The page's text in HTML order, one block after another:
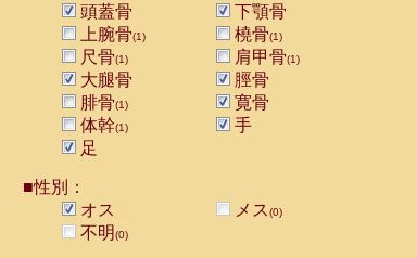
頭蓋骨
下顎骨
上腕骨(1) 橈骨(1)
尺骨(1) 肩甲骨(1)
大腿骨
脛骨
腓骨(1)
寛骨
体幹(1)
手
足
■性別：
オス
メス(0)
不明(0)